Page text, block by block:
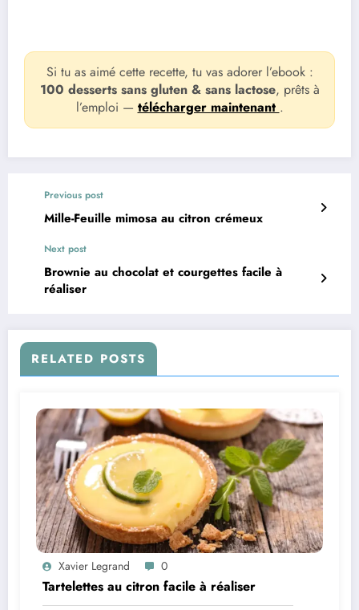
Si tu as aimé cette recette, tu vas adorer l’ebook :
100 desserts sans gluten & sans lactose, prêts à
l’emploi — télécharger maintenant .
Previous post
Mille-Feuille mimosa au citron crémeux
Next post
Brownie au chocolat et courgettes facile à
réaliser
RELATED POSTS
Xavier Legrand 0
Tartelettes au citron facile à réaliser